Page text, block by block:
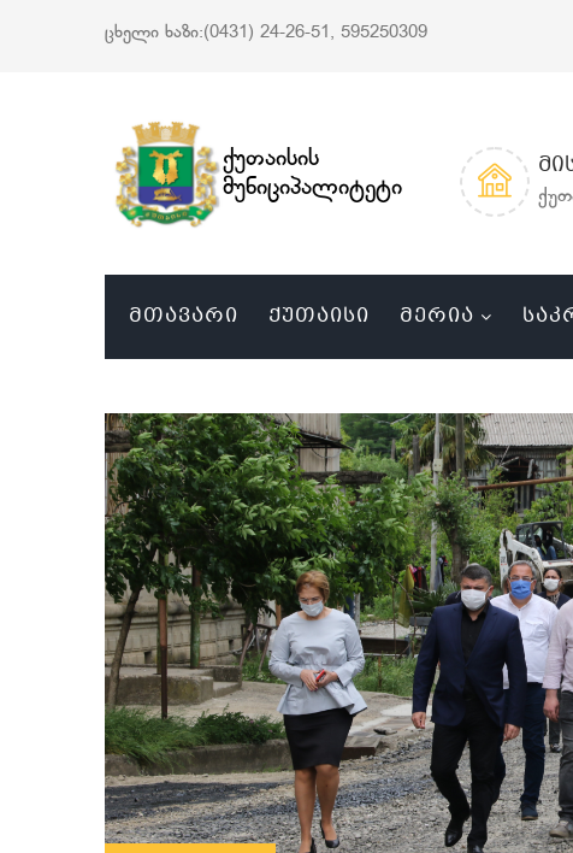
ცხელი ხაზი:(0431) 24-26-51, 595250309
ქუთაისის
მუნიციპალიტეტი
ᲛᲗᲐᲕᲐᲠᲘ ᲥᲣᲗᲐᲘᲡᲘ ᲛᲔᲠᲘᲐ